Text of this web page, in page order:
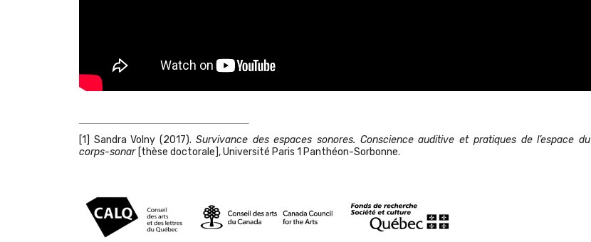
[1] Sandra Volny (2017). Survivance des espaces sonores. Conscience auditive et pratiques de l’espace du
corps-sonar [thèse doctorale], Université Paris 1 Panthéon-Sorbonne.